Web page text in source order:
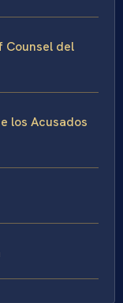
Counsel del
los Acusados